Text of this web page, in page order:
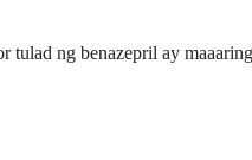
ng benazepril ay